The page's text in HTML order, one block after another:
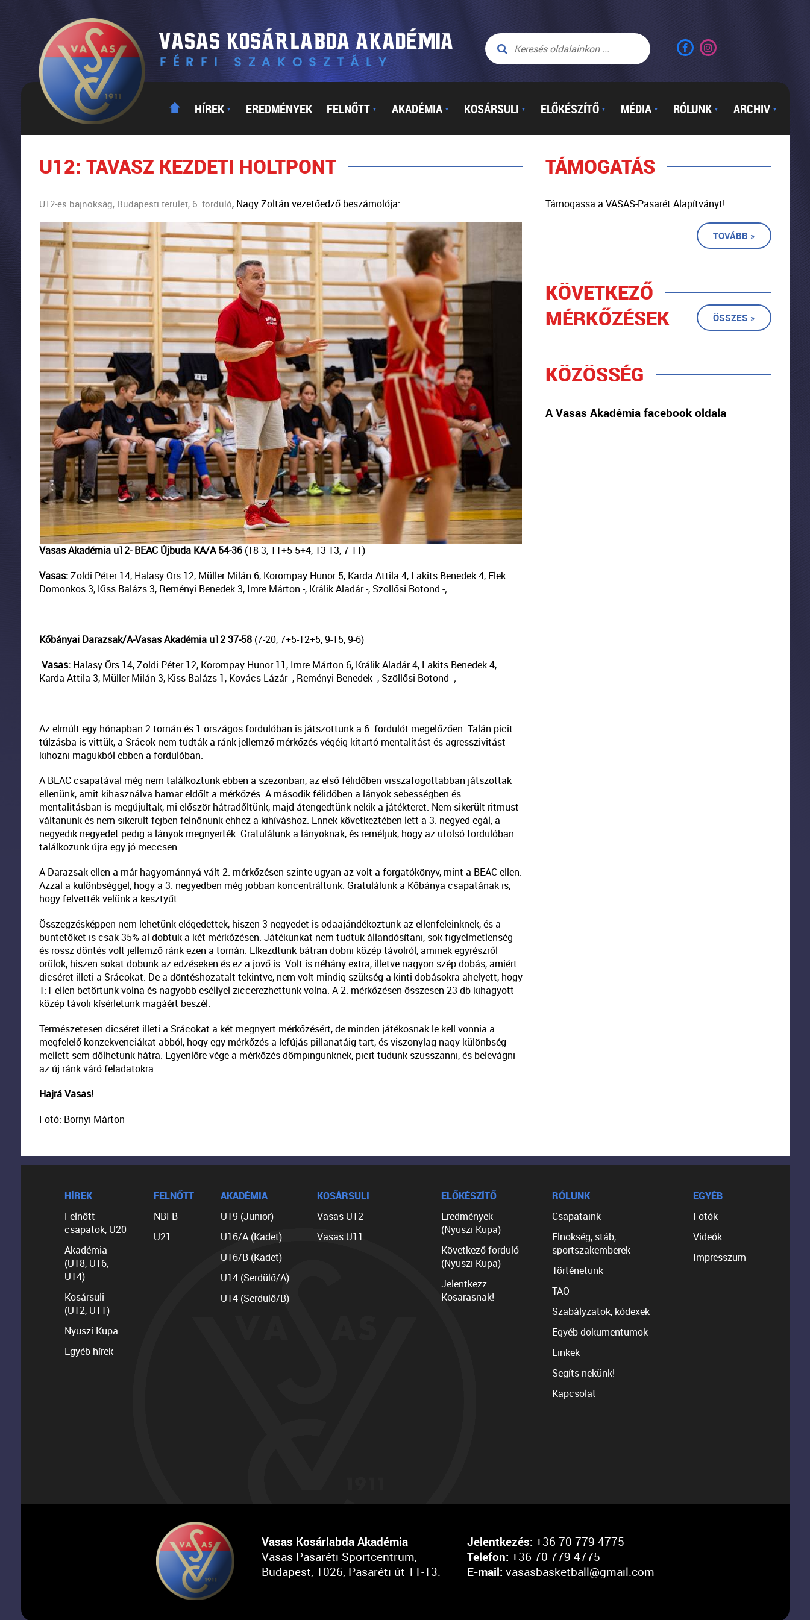
HÍREK ▼ EREDMÉNYEK FELNŐTT ▼ AKADÉMIA ▼ KOSÁRSULI ▼ ELŐKÉSZÍTŐ ▼ MÉDIA ▼ RÓLUNK ▼ ARCHIV ▼
U12: TAVASZ KEZDETI HOLTPONT
U12-es bajnokság, Budapesti terület, 6. forduló, Nagy Zoltán vezetőedző beszámolója:
Vasas Akadémia u12- BEAC Újbuda KA/A 54-36(18-3, 11+5-5+4, 13-13, 7-11)
Vasas:Zöldi Péter 14, Halasy Örs 12, Müller Milán 6, Korompay Hunor 5, Karda Attila 4, Lakits Benedek 4, Elek
Domonkos 3, Kiss Balázs 3, Reményi Benedek 3, Imre Márton -, Králik Aladár -, Szöllősi Botond -;
Kőbányai Darazsak/A-Vasas Akadémia u12 37-58(7-20, 7+5-12+5, 9-15, 9-6)
Vasas: Halasy Örs 14, Zöldi Péter 12, Korompay Hunor 11, Imre Márton 6, Králik Aladár 4, Lakits Benedek 4,
Karda Attila 3, Müller Milán 3, Kiss Balázs 1, Kovács Lázár -, Reményi Benedek -, Szöllősi Botond -;
Az elmúlt egy hónapban 2 tornán és 1 országos fordulóban is játszottunk a 6. fordulót megelőzően. Talán picit
túlzásba is vittük, a Srácok nem tudták a ránk jellemző mérkőzés végéig kitartó mentalitást és agresszivitást
kihozni magukból ebben a fordulóban.
A BEAC csapatával még nem találkoztunk ebben a szezonban, az első félidőben visszafogottabban játszottak
ellenünk, amit kihasználva hamar eldőlt a mérkőzés. A második félidőben a lányok sebességben és
mentalitásban is megújultak, mi először hátradőltünk, majd átengedtünk nekik a játékteret. Nem sikerült ritmust
váltanunk és nem sikerült fejben felnőnünk ehhez a kihíváshoz. Ennek következtében lett a 3. negyed egál, a
negyedik negyedet pedig a lányok megnyerték. Gratulálunk a lányoknak, és reméljük, hogy az utolsó fordulóban
találkozunk újra egy jó meccsen.
A Darazsak ellen a már hagyománnyá vált 2. mérkőzésen szinte ugyan az volt a forgatókönyv, mint a BEAC ellen.
Azzal a különbséggel, hogy a 3. negyedben még jobban koncentráltunk. Gratulálunk a Kőbánya csapatának is,
hogy felvették velünk a kesztyűt.
Összegzésképpen nem lehetünk elégedettek, hiszen 3 negyedet is odaajándékoztunk az ellenfeleinknek, és a
büntetőket is csak 35%-al dobtuk a két mérkőzésen. Játékunkat nem tudtuk állandósítani, sok figyelmetlenség
és rossz döntés volt jellemző ránk ezen a tornán. Elkezdtünk bátran dobni közép távolról, aminek egyrészről
örülök, hiszen sokat dobunk az edzéseken és ez a jövő is. Volt is néhány extra, illetve nagyon szép dobás, amiért
dicséret illeti a Srácokat. De a döntéshozatalt tekintve, nem volt mindig szükség a kinti dobásokra ahelyett, hogy
1:1 ellen betörtünk volna és nagyobb eséllyel ziccerezhettünk volna. A 2. mérkőzésen összesen 23 db kihagyott
közép távoli kísérletünk magáért beszél.
Természetesen dicséret illeti a Srácokat a két megnyert mérkőzésért, de minden játékosnak le kell vonnia a
megfelelő konzekvenciákat abból, hogy egy mérkőzés a lefújás pillanatáig tart, és viszonylag nagy különbség
mellett sem dőlhetünk hátra. Egyenlőre vége a mérkőzés dömpingünknek, picit tudunk szusszanni, és belevágni
az új ránk váró feladatokra.
Hajrá Vasas!
Fotó: Bornyi Márton
TÁMOGATÁS
Támogassa a VASAS-Pasarét Alapítványt!
TOVÁBB »
KÖVETKEZŐ
MÉRKŐZÉSEK
ÖSSZES »
KÖZÖSSÉG
A Vasas Akadémia facebook oldala
HÍREK
Felnőtt
csapatok, U20
Akadémia
(U18, U16,
U14)
Kosársuli
(U12, U11)
Nyuszi Kupa
Egyéb hírek
FELNŐTT
NBI B
U21
AKADÉMIA
U19 (Junior)
U16/A (Kadet)
U16/B (Kadet)
U14 (Serdülő/A)
U14 (Serdülő/B)
KOSÁRSULI
Vasas U12
Vasas U11
ELŐKÉSZÍTŐ
Eredmények
(Nyuszi Kupa)
Következő forduló
(Nyuszi Kupa)
Jelentkezz
Kosarasnak!
RÓLUNK
Csapataink
Elnökség, stáb,
sportszakemberek
Történetünk
TAO
Szabályzatok, kódexek
Egyéb dokumentumok
Linkek
Segíts nekünk!
Kapcsolat
EGYÉB
Fotók
Videók
Impresszum
Vasas Kosárlabda Akadémia
Vasas Pasaréti Sportcentrum,
Budapest, 1026, Pasaréti út 11-13.
Jelentkezés: +36 70 779 4775
Telefon: +36 70 779 4775
E-mail: vasasbasketball@gmail.com